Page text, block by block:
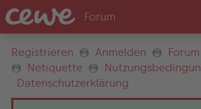
Registrieren Anmelden Forum
Netiquette
Datenschutzerklärung